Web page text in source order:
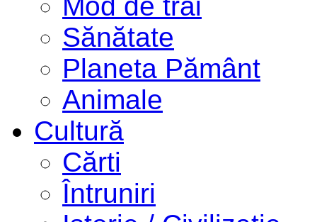
Sănătate
Planeta Pământ
Animale
Cultură
Cărti
Întruniri